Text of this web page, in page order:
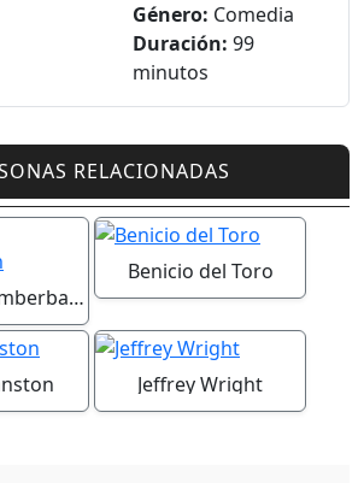
Género: Comedia
Duración: 99
minutos
RELACIONADAS
Benedict Cumberbatch
Benicio del Toro
Jeffrey Wright